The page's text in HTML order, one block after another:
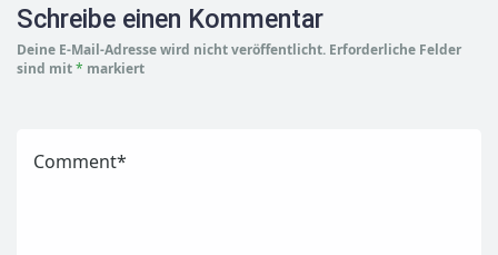
Schreibe einen Kommentar
Deine E-Mail-Adresse wird nicht veröffentlicht. Erforderliche Felder
sind mit* markiert